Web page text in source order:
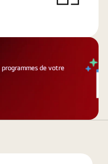
de votre